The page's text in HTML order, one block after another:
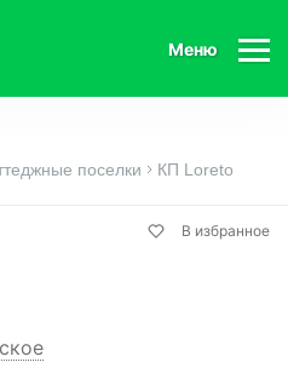
Меню
поселки КП Loreto
В избранное